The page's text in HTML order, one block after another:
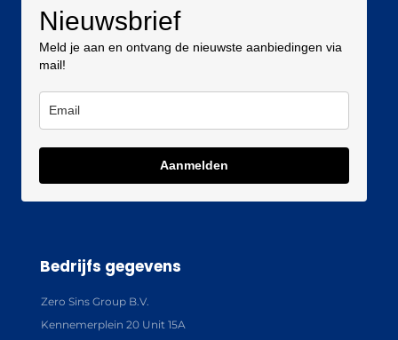
Nieuwsbrief
Meld je aan en ontvang de nieuwste aanbiedingen via
mail!
Aanmelden
Bedrijfs gegevens
Zero Sins Group B.V.
Kennemerplein 20 Unit 15A